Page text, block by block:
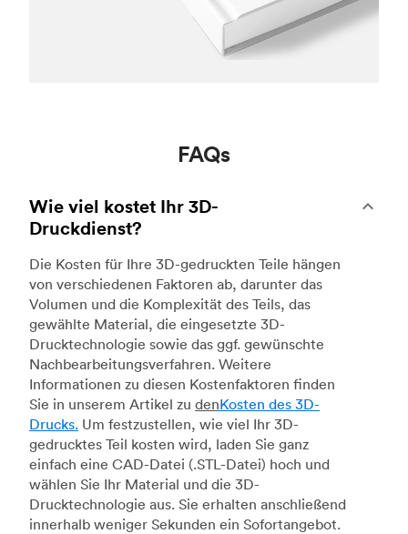
FAQs
Wie viel kostet Ihr 3D-
Druckdienst?
Die Kosten für Ihre 3D-gedruckten Teile hängen
von verschiedenen Faktoren ab, darunter das
Volumen und die Komplexität des Teils, das
gewählte Material, die eingesetzte 3D-
Drucktechnologie sowie das ggf. gewünschte
Nachbearbeitungsverfahren. Weitere
Informationen zu diesen Kostenfaktoren finden
Sie in unserem Artikel zu denKosten des 3D-
Drucks. Um festzustellen, wie viel Ihr 3D-
gedrucktes Teil kosten wird, laden Sie ganz
einfach eine CAD-Datei (.STL-Datei) hoch und
wählen Sie Ihr Material und die 3D-
Drucktechnologie aus. Sie erhalten anschließend
innerhalb weniger Sekunden ein Sofortangebot.